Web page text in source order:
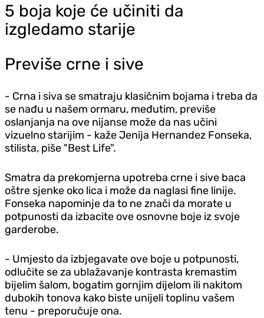
5 boja koje će učiniti da
izgledamo starije
Previše crne i sive
- Crna i siva se smatraju klasičnim bojama i treba da
se nađu u našem ormaru, međutim, previše
oslanjanja na ove nijanse može da nas učini
vizuelno starijim - kaže Jenija Hernandez Fonseka,
stilista, piše "Best Life".
Smatra da prekomjerna upotreba crne i sive baca
oštre sjenke oko lica i može da naglasi fine linije.
Fonseka napominje da to ne znači da morate u
potpunosti da izbacite ove osnovne boje iz svoje
garderobe.
- Umjesto da izbjegavate ove boje u potpunosti,
odlučite se za ublažavanje kontrasta kremastim
bijelim šalom, bogatim gornjim dijelom ili nakitom
dubokih tonova kako biste unijeli toplinu vašem
tenu - preporučuje ona.